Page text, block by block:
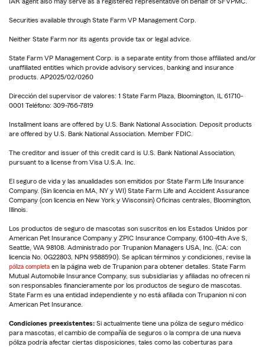
Securities available through State Farm VP Management Corp.
Neither State Farm nor its agents provide tax or legal advice.
State Farm VP Management Corp. is a separate entity from those affiliated and/or
unaffiliated entities which provide advisory services, banking and insurance
products. AP2025/02/0260
Dirección del supervisor de valores: 1 State Farm Plaza, Bloomington, IL 61710-
0001 Teléfono: 309-766-7819
Installment loans are offered by U.S. Bank National Association. Deposit products
are offered by U.S. Bank National Association. Member FDIC.
The creditor and issuer of this credit card is U.S. Bank National Association,
pursuant to a license from Visa U.S.A. Inc.
El seguro de vida y las anualidades son emitidos por State Farm Life Insurance
Company. (Sin licencia en MA, NY y WI) State Farm Life and Accident Assurance
Company (con licencia en New York y Wisconsin) Oficinas centrales, Bloomington,
Illinois.
Los productos de seguro de mascotas son suscritos en los Estados Unidos por
American Pet Insurance Company y ZPIC Insurance Company, 6100-4th Ave S,
Seattle, WA 98108. Administrado por Trupanion Managers USA, Inc. (CA: con
licencia No. 0G22803, NPN 9588590). Se aplican términos y condiciones, revise la
póliza completa en la página web de Trupanion para obtener detalles. State Farm
Mutual Automobile Insurance Company, sus subsidiarias y afiliadas no ofrecen ni
son responsables financieramente por los productos de seguro de mascotas.
State Farm es una entidad independiente y no está afiliada con Trupanion ni con
American Pet Insurance.
Condiciones preexistentes: Si actualmente tiene una póliza de seguro médico
para mascotas, el cambio de compañía de seguros o la compra de una nueva
póliza podría afectar ciertas disposiciones, tales como las coberturas para